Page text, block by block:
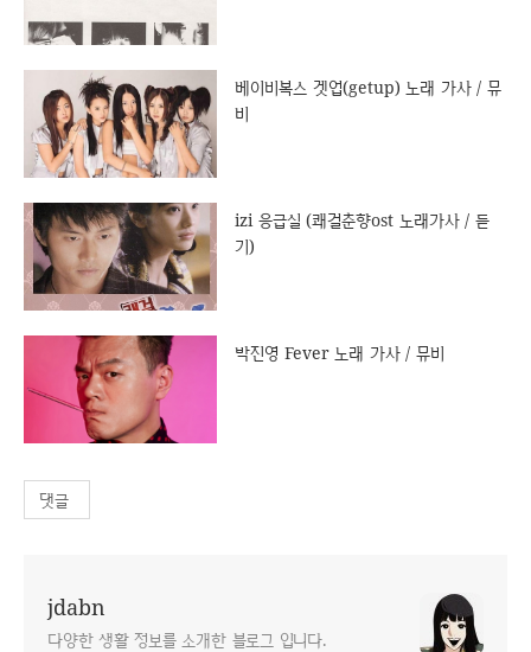
베이비복스 겟업(getup) 노래 가사 / 뮤
비
izi 응급실 (쾌걸춘향ost 노래가사 / 듣
기)
박진영 Fever 노래 가사 / 뮤비
댓글
jdabn
다양한 생활 정보를 소개한 블로그 입니다.